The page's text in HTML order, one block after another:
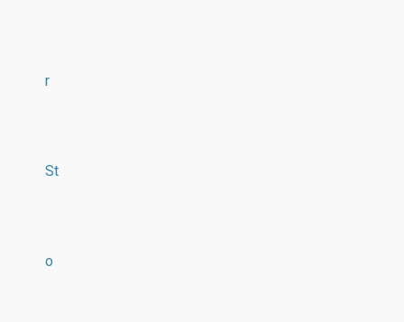
r
St
o